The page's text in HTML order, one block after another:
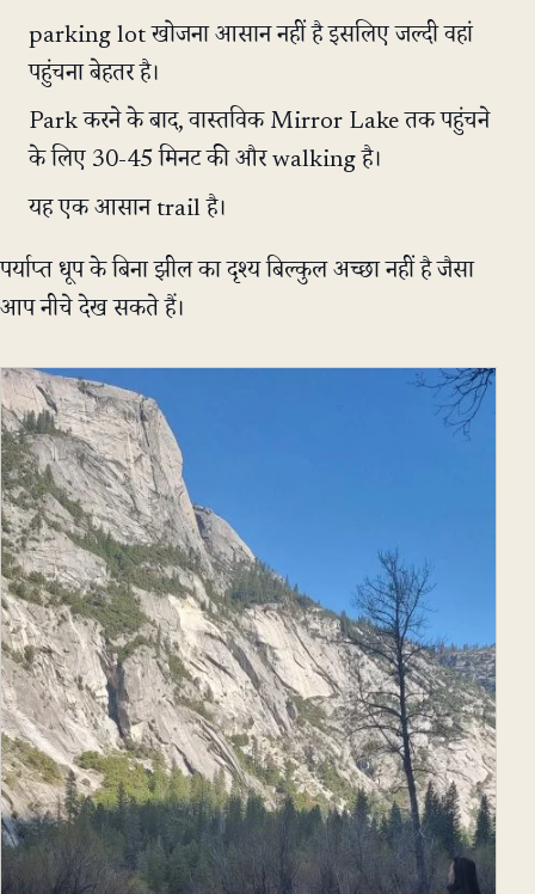
parking lot खोजना आसान नहीं है इसलिए जल्दी वहां
पहुंचना बेहतर है।
Park करने के बाद, वास्तविक Mirror Lake तक पहुंचने
के लिए 30-45 मिनट की और walking है।
यह एक आसान trail है।
पर्याप्त धूप के बिना झील का दृश्य बिल्कुल अच्छा नहीं है जैसा
आप नीचे देख सकते हैं।